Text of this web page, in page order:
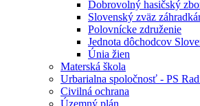
Dobrovolný hasičský
Slovenský zväz
Polovnícke združenie
Jednota dôchodcov
Únia žien
Materská škola
Urbarialna spoločnosť - PS
Civilná ochrana
Územný plán